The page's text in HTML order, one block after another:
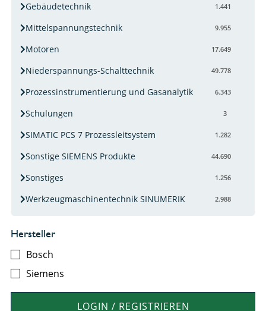
Gebäudetechnik 1.441
Mittelspannungstechnik 9.955
Motoren 17.649
Niederspannungs-Schalttechnik 49.778
Prozessinstrumentierung und Gasanalytik 6.343
Schulungen 3
SIMATIC PCS 7 Prozessleitsystem 1.282
Sonstige SIEMENS Produkte 44.690
Sonstiges 1.256
Werkzeugmaschinentechnik SINUMERIK 2.988
Hersteller
Bosch
Siemens
LOGIN / REGISTRIEREN